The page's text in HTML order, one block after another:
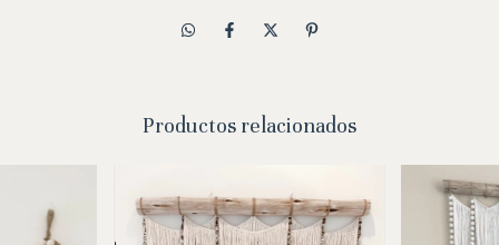
Productos relacionados